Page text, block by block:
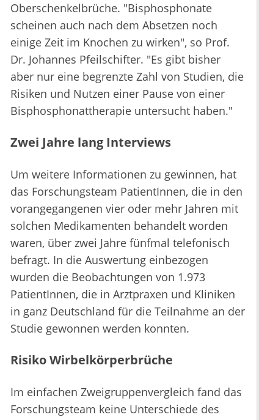
Oberschenkelbrüche. "Bisphosphonate
scheinen auch nach dem Absetzen noch
einige Zeit im Knochen zu wirken", so Prof.
Dr. Johannes Pfeilschifter. "Es gibt bisher
aber nur eine begrenzte Zahl von Studien, die
Risiken und Nutzen einer Pause von einer
Bisphosphonattherapie untersucht haben."
Zwei Jahre lang Interviews
Um weitere Informationen zu gewinnen, hat
das Forschungsteam PatientInnen, die in den
vorangegangenen vier oder mehr Jahren mit
solchen Medikamenten behandelt worden
waren, über zwei Jahre fünfmal telefonisch
befragt. In die Auswertung einbezogen
wurden die Beobachtungen von 1.973
PatientInnen, die in Arztpraxen und Kliniken
in ganz Deutschland für die Teilnahme an der
Studie gewonnen werden konnten.
Risiko Wirbelkörperbrüche
Im einfachen Zweigruppenvergleich fand das
Forschungsteam keine Unterschiede des